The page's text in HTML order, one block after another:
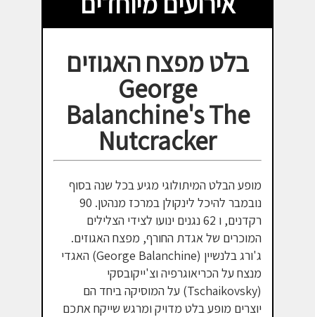
בלט מפצח האגוזים
George
Balanchine's The
Nutcracker
מופע הבלט המיתולוגי מגיע בכל שנה בסוף
נובמבר להיכל לינקולן במרכז מנהטן. 90
רקדנים, ו 62 נגנים ינועו לצידי הצלילים
המוכרים של אגדת החורף, מפצח האגוזים.
ג'ורג בלנשיין (George Balanchine) האגדי
מנצח על הכריאוגרפיה וצ'ייקובסקי
(Tschaikovsky) על המוסיקה ביחד הם
יוצרים מופע בלט מדויק ומרגש שייקח אתכם